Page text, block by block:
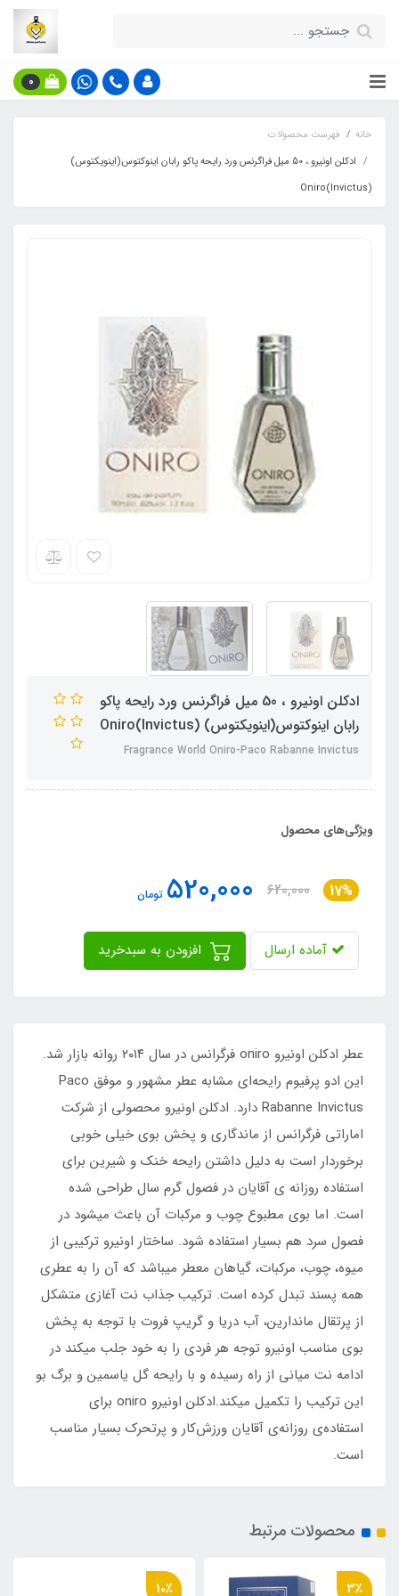
0
خانه
فهرست محصولات
ادکلن اونیرو ، 50 میل فراگرنس ورد رایحه پاکو رابان اینوکتوس(اینویکتوس)
Oniro(Invictus)
ادکلن اونیرو ، 50 میل فراگرنس ورد رایحه پاکو
رابان اینوکتوس(اینویکتوس) Oniro(Invictus)
Fragrance World Oniro-Paco Rabanne Invictus
ویژگی‌های محصول
17%
620,000
520,000 تومان
آماده ارسال
عطر ادکلن اونیرو oniro فرگرانس در سال ۲۰۱۴ روانه بازار شد.
این ادو پرفیوم رایحه‌ای مشابه عطر مشهور و موفق Paco
Rabanne Invictus دارد. ادکلن اونیرو محصولی از شرکت
اماراتی فرگرانس از ماندگاری و پخش بوی خیلی خوبی
برخوردار است به دلیل داشتن رایحه خنک و شیرین برای
استفاده روزانه ی آقایان در فصول گرم سال طراحی شده
است. اما بوی مطبوع چوب و مرکبات آن باعث میشود در
فصول سرد هم بسیار استفاده شود. ساختار اونیرو ترکیبی از
میوه، چوب، مرکبات، گیاهان معطر میباشد که آن را به عطری
همه پسند تبدل کرده است. ترکیب جذاب نت آغازی متشکل
از پرتقال ماندارین، آب دریا و گریپ‌ فروت با توجه به پخش
بوی مناسب اونیرو توجه هر فردی را به خود جلب میکند در
ادامه نت میانی از راه رسیده و با رایحه گل یاسمین و برگ بو
این ترکیب را تکمیل میکند.ادکلن اونیرو oniro برای
استفاده‌ی روزانه‌ی آقایان ورزش‌کار و پرتحرک بسیار مناسب
است.
محصولات مرتبط
10٪